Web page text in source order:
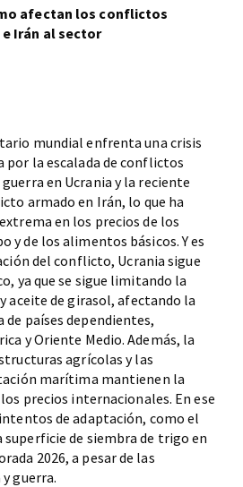
afectan los conflictos
Irán al sector
mundial enfrenta una crisis
por la escalada de conflictos
en Ucrania y la reciente
armado en Irán, lo que ha
en los precios de los
y de los alimentos básicos. Y es
del conflicto, Ucrania sigue
ya que se sigue limitando la
aceite de girasol, afectando la
países dependientes,
y Oriente Medio. Además, la
agrícolas y las
marítima mantienen la
precios internacionales. En ese
de adaptación, como el
de siembra de trigo en
2026, a pesar de las
guerra.